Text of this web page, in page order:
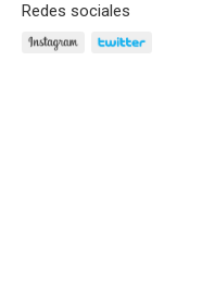
Redes sociales